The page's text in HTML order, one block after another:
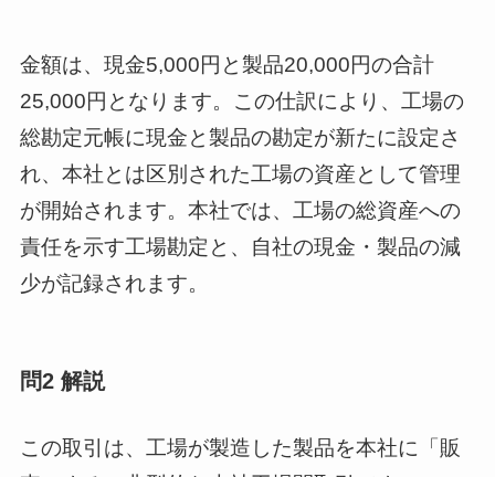
金額は、現金5,000円と製品20,000円の合計
25,000円となります。この仕訳により、工場の
総勘定元帳に現金と製品の勘定が新たに設定さ
れ、本社とは区別された工場の資産として管理
が開始されます。本社では、工場の総資産への
責任を示す工場勘定と、自社の現金・製品の減
少が記録されます。
問2 解説
この取引は、工場が製造した製品を本社に「販